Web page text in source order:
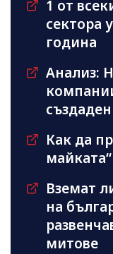
1 от
сектора
година
Анализ:
Как да
Вземат
на
митове